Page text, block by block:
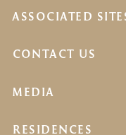
ASSOCIATED
CONTACT US
MEDIA
RESIDENCES